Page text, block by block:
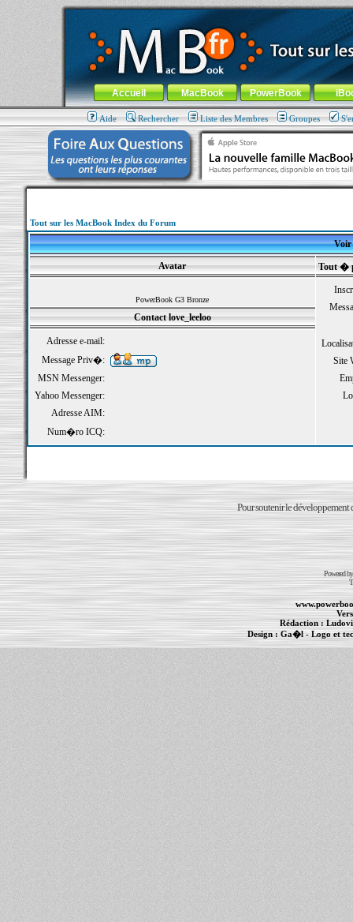
MacBook-fr.com : 100% Apple... 100% nomade !
Aller au contenu-Aller au menu général-Aller au menu de
Menu général
Accueil MacBook PowerBook
Aide Rechercher Liste des Membres Groupes
Tout sur les MacBook Index du Forum
Voir
Avatar
Tout �
PowerBook G3 Bronze
Site
Contact love_leeloo
Adresse e-mail:
Message Priv�:
MSN Messenger:
Yahoo Messenger:
Adresse AIM:
Num�ro ICQ:
Pour soutenir le développement
Powered
Rédaction :
Design : Ga�l - Logo et
MacBook Pro